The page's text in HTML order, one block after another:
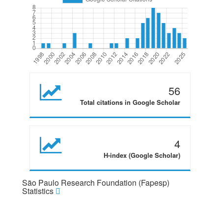
56
Total citations in Google Scholar
4
H-index (Google Scholar)
São Paulo Research Foundation (Fapesp)
Statistics